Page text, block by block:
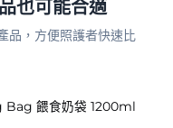
便護理人員或照顧者清
流速控制更為精準簡
快速連接各類餵食喉
也可能合適
品，方便照護者快速比
餵食奶袋 1200ml